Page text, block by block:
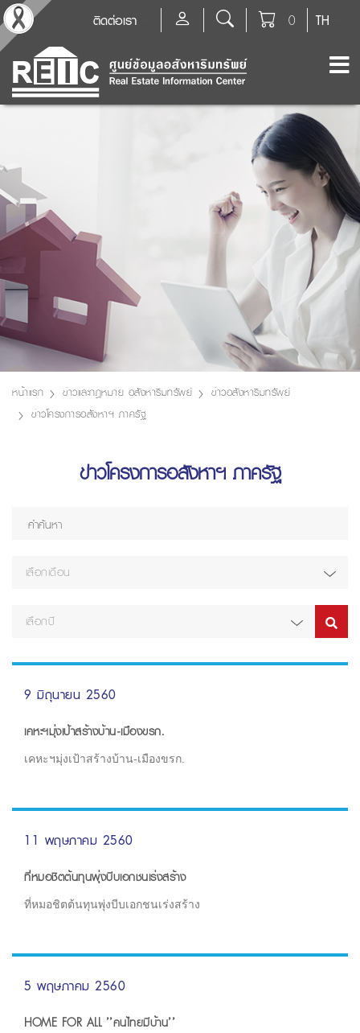
TH
0
ติดต่อเรา
หน้าแรก ข่าวและกฎหมาย อสังหาริมทรัพย์
ข่าวอสังหาริมทรัพย์
ข่าวโครงการอสังหาฯ ภาครัฐ
ข่าวโครงการอสังหาฯ ภาครัฐ
เลือกเดือน
เลือกปี
9 มิถุนายน 2560
เคหะฯมุ่งเป้าสร้างบ้าน-เมืองขรก.
เคหะฯมุ่งเป้าสร้างบ้าน-เมืองขรก.
11 พฤษภาคม 2560
ที่หมอชิตต้นทุนพุ่งบีบเอกชนเร่งสร้าง
ที่หมอชิตต้นทุนพุ่งบีบเอกชนเร่งสร้าง
5 พฤษภาคม 2560
HOME FOR ALL ’’คนไทยมีบ้าน’’